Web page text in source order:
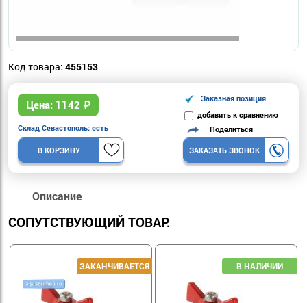
Код товара: 455153
Цена: 1142 ₽
Заказная позиция
добавить к сравнению
Склад Севастополь: есть
В КОРЗИНУ
Поделиться
ЗАКАЗАТЬ ЗВОНОК
Описание
СОПУТСТВУЮЩИЙ ТОВАР: